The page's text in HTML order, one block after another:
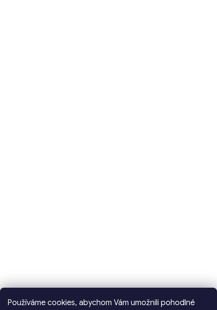
Používáme cookies, abychom Vám umožnili pohodlné